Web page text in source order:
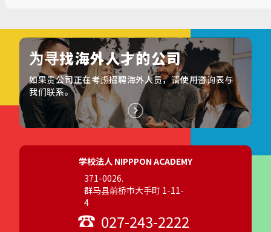
为寻找海外人才的公司
如果贵公司正在考虑招聘海外人员，请使用咨询表与
我们联系。
学校法人 NIPPPON ACADEMY
371-0026.
群马县前桥市大手町 1-11-
4
027-243-2222